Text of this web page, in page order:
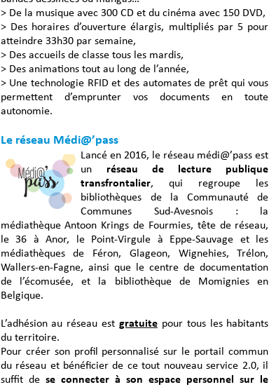
> De la musique avec 300 CD et du cinéma avec 150 DVD,
> Des horaires d’ouverture élargis, multipliés par 5 pour
atteindre 33h30 par semaine,
> Des accueils de classe tous les mardis,
> Des animations tout au long de l’année,
> Une technologie RFID et des automates de prêt qui vous
permettent d’emprunter vos documents en toute
autonomie.
Le réseau Médi@’pass
Lancé en 2016, le réseau médi@’pass est
un réseau de lecture publique
transfrontalier, qui regroupe les
bibliothèques de la Communauté de
Communes Sud-Avesnois : la
médiathèque Antoon Krings de Fourmies, tête de réseau,
le 36 à Anor, le Point-Virgule à Eppe-Sauvage et les
médiathèques de Féron, Glageon, Wignehies, Trélon,
Wallers-en-Fagne, ainsi que le centre de documentation
de l’écomusée, et la bibliothèque de Momignies en
Belgique.
L’adhésion au réseau est gratuitepour tous les habitants
du territoire.
Pour créer son profil personnalisé sur le portail commun
du réseau et bénéficier de ce tout nouveau service 2.0, il
suffit de se connecter à son espace personnel sur le